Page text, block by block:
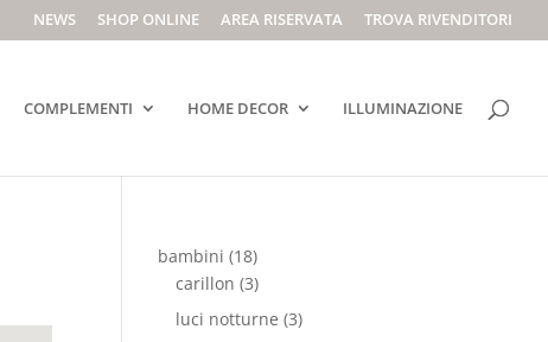
NEWS SHOP ONLINE AREA RISERVATA TROVA RIVENDITORI
COMPLEMENTI HOME DECOR ILLUMINAZIONE
bambini (18)
carillon (3)
luci notturne (3)